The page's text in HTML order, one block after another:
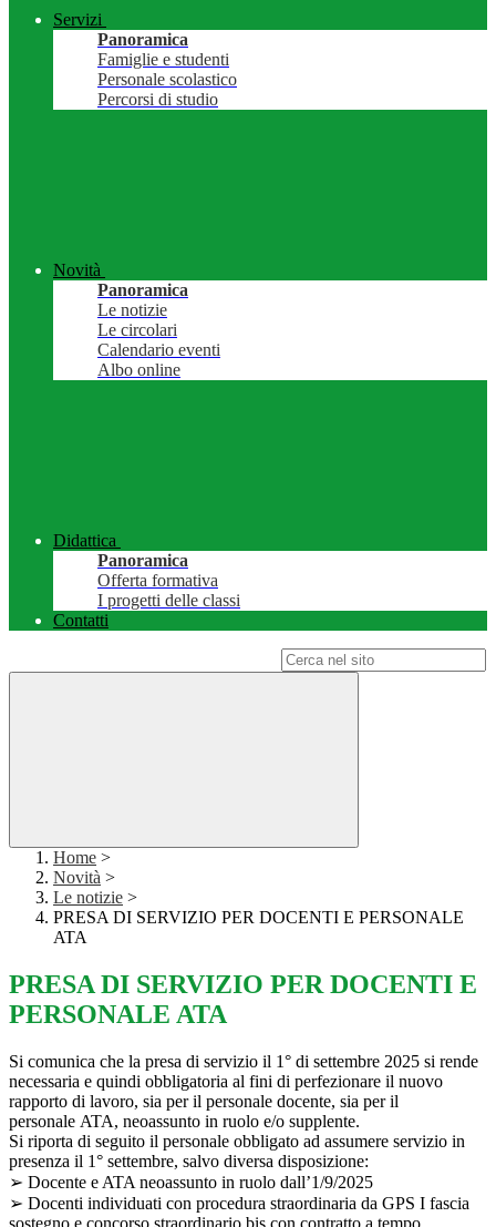
Servizi
Panoramica
Famiglie e studenti
Personale scolastico
Percorsi di studio
Novità
Panoramica
Le notizie
Le circolari
Calendario eventi
Albo online
Didattica
Panoramica
Offerta formativa
I progetti delle classi
Contatti
Home >
Novità >
Le notizie >
PRESA DI SERVIZIO PER DOCENTI E PERSONALE
ATA
PRESA DI SERVIZIO PER DOCENTI E
PERSONALE ATA
Si comunica che la presa di servizio il 1° di settembre 2025 si rende
necessaria e quindi obbligatoria al fini di perfezionare il nuovo
rapporto di lavoro, sia per il personale docente, sia per il
personale ATA, neoassunto in ruolo e/o supplente.
Si riporta di seguito il personale obbligato ad assumere servizio in
presenza il 1° settembre, salvo diversa disposizione:
➢ Docente e ATA neoassunto in ruolo dall’1/9/2025
➢ Docenti individuati con procedura straordinaria da GPS I fascia